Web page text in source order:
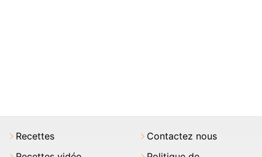
Recettes
Contactez nous